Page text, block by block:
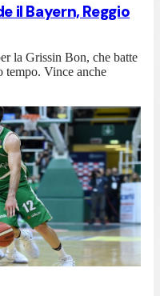
il Bayern, Reggio
la Grissin Bon, che batte
tempo. Vince anche